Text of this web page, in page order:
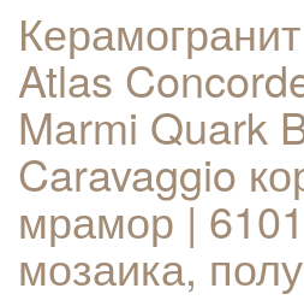
Atlas
Marmi Quark
Caravaggio
мрамор |
мозаика,